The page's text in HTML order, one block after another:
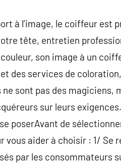
à l’image, le coiffeur est
tête, entretien
son image à un
des services de
sont pas des magiciens,
sur leurs
poserAvant de
vous aider à choisir : 1/ Se
par les consommateurs